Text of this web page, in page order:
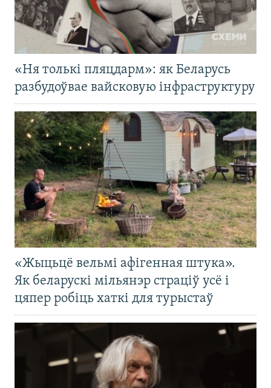
«Ня толькі пляцдарм»: як Беларусь
разбудоўвае вайсковую інфраструктуру
«Жыцьцё вельмі афігенная штука».
Як беларускі мільянэр страціў усё і
цяпер робіць хаткі для турыстаў